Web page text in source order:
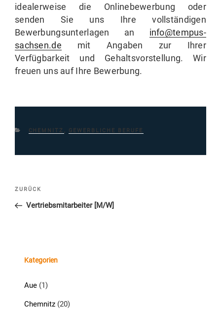
idealerweise die Onlinebewerbung oder
senden Sie uns Ihre vollständigen
Bewerbungsunterlagen an info@tempus-
sachsen.de mit Angaben zur Ihrer
Verfügbarkeit und Gehaltsvorstellung. Wir
freuen uns auf Ihre Bewerbung.
KATEGORIEN
CHEMNITZ , GEWERBLICHE BERUFE
Beitragsnavigation
Vorheriger
Beitrag
ZURÜCK
Vertriebsmitarbeiter [M/W]
Kategorien
Aue(1)
Chemnitz(20)